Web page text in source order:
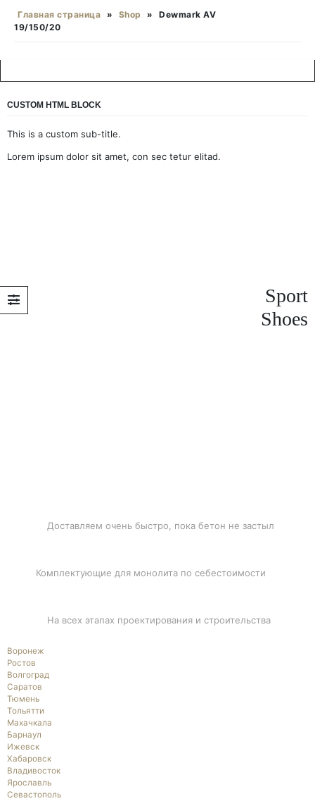
Главная страница » Shop »
Dewmark AV
19/150/20
CUSTOM HTML BLOCK
This is a custom sub-title.
Lorem ipsum dolor sit amet, con sec tetur elitad.
Sport
Shoes
Доставляем очень быстро, пока бетон не застыл
Комплектующие для монолита по себестоимости
На всех этапах проектирования и строительства
Воронеж
Ростов
Волгоград
Саратов
Тюмень
Тольятти
Махачкала
Барнаул
Ижевск
Хабаровск
Владивосток
Ярославль
Севастополь